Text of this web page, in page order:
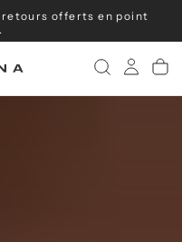
offerts en point